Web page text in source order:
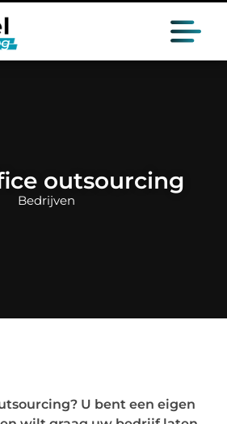
outsourcing
Bedrijven
U bent een eigen